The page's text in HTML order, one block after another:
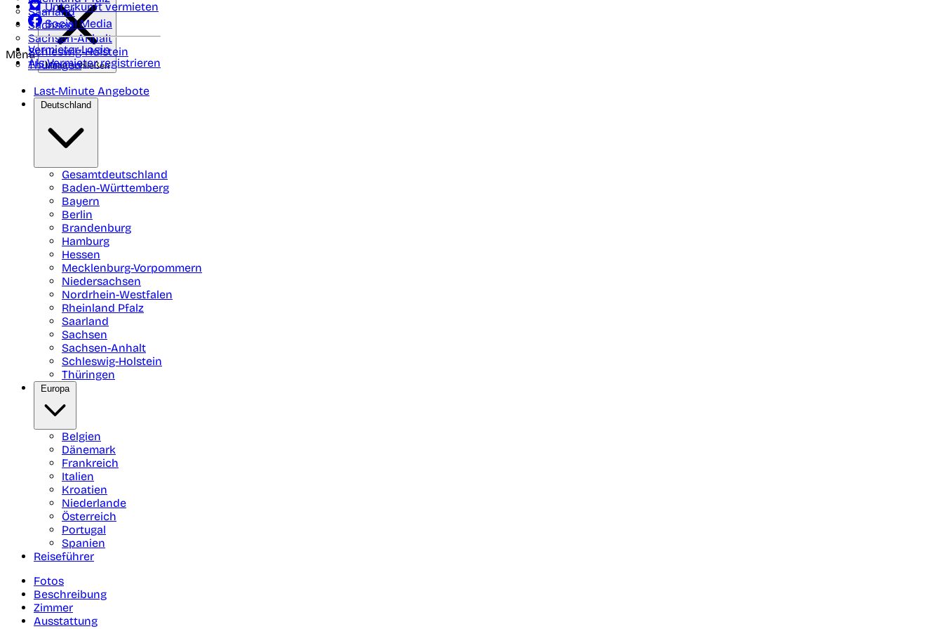
Saarland
Sachsen
Sachsen-Anhalt
Schleswig-Holstein
Thüringen
Unterkunft vermieten
Social Media
Vermieter-Login
Als Vermieter registrieren
Menü
Menü schließen
Last-Minute Angebote
Deutschland
Gesamtdeutschland
Baden-Württemberg
Bayern
Berlin
Brandenburg
Hamburg
Hessen
Mecklenburg-Vorpommern
Niedersachsen
Nordrhein-Westfalen
Rheinland Pfalz
Saarland
Sachsen
Sachsen-Anhalt
Schleswig-Holstein
Thüringen
Europa
Belgien
Dänemark
Frankreich
Italien
Kroatien
Niederlande
Österreich
Portugal
Spanien
Reiseführer
Fotos
Beschreibung
Zimmer
Ausstattung